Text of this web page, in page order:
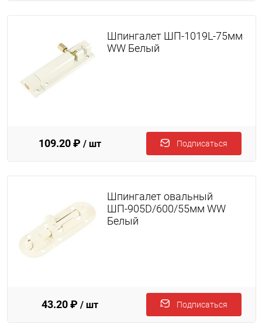
Шпингалет ШП-1019L-75мм
WW Белый
109.20 ₽ / шт Подписаться
Шпингалет овальный
ШП-905D/600/55мм WW
Белый
43.20 ₽ / шт Подписаться